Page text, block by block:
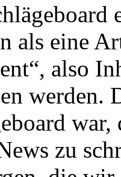
als eine
also
werden.
war,
zu